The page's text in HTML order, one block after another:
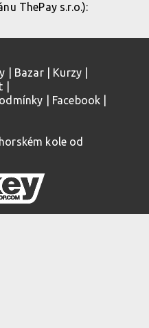
ThePay s.r.o.):
Bazar| Kurzy
Facebook
kole od